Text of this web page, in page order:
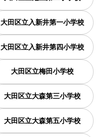
大田区立入新井第一小学校
大田区立入新井第四小学校
大田区立梅田小学校
大田区立大森第三小学校
大田区立大森第五小学校